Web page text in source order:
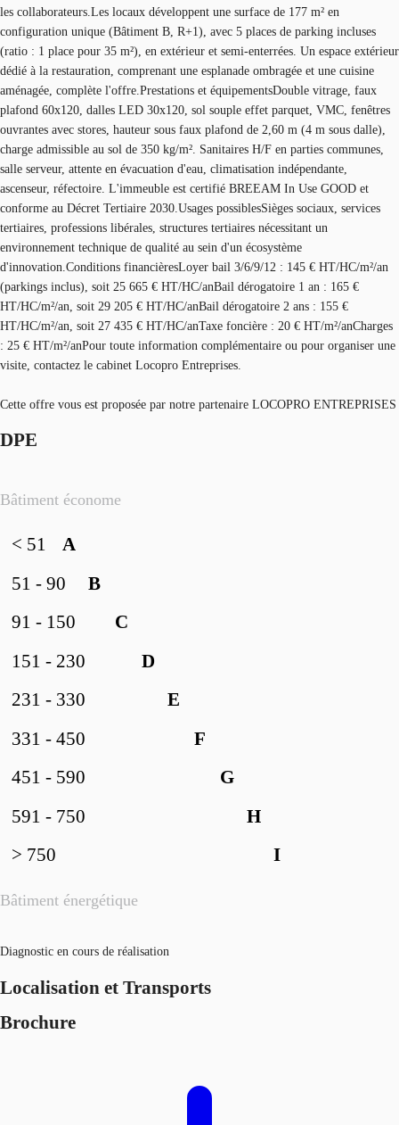
les collaborateurs.Les locaux développent une surface de 177 m² en
configuration unique (Bâtiment B, R+1), avec 5 places de parking incluses
(ratio : 1 place pour 35 m²), en extérieur et semi-enterrées. Un espace extérieur
dédié à la restauration, comprenant une esplanade ombragée et une cuisine
aménagée, complète l'offre.Prestations et équipementsDouble vitrage, faux
plafond 60x120, dalles LED 30x120, sol souple effet parquet, VMC, fenêtres
ouvrantes avec stores, hauteur sous faux plafond de 2,60 m (4 m sous dalle),
charge admissible au sol de 350 kg/m². Sanitaires H/F en parties communes,
salle serveur, attente en évacuation d'eau, climatisation indépendante,
ascenseur, réfectoire. L'immeuble est certifié BREEAM In Use GOOD et
conforme au Décret Tertiaire 2030.Usages possiblesSièges sociaux, services
tertiaires, professions libérales, structures tertiaires nécessitant un
environnement technique de qualité au sein d'un écosystème
d'innovation.Conditions financièresLoyer bail 3/6/9/12 : 145 € HT/HC/m²/an
(parkings inclus), soit 25 665 € HT/HC/anBail dérogatoire 1 an : 165 €
HT/HC/m²/an, soit 29 205 € HT/HC/anBail dérogatoire 2 ans : 155 €
HT/HC/m²/an, soit 27 435 € HT/HC/anTaxe foncière : 20 € HT/m²/anCharges
: 25 € HT/m²/anPour toute information complémentaire ou pour organiser une
visite, contactez le cabinet Locopro Entreprises.
Cette offre vous est proposée par notre partenaire LOCOPRO ENTREPRISES
DPE
Bâtiment économe
Bâtiment énergétique
A
< 51
B
51 - 90
C
91 - 150
D
151 - 230
E
231 - 330
F
331 - 450
G
451 - 590
H
591 - 750
I
> 750
Diagnostic en cours de réalisation
Localisation et Transports
Brochure